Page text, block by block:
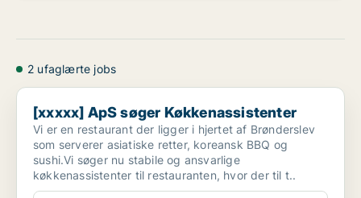
2 ufaglærte jobs
[xxxxx] ApS søger Køkkenassistenter
[xxxxx] ApS søger Køkkenassistenter
Vi er en restaurant der ligger i hjertet af Brønderslev
som serverer asiatiske retter, koreansk BBQ og
sushi.Vi søger nu stabile og ansvarlige
køkkenassistenter til restauranten, hvor der til t..